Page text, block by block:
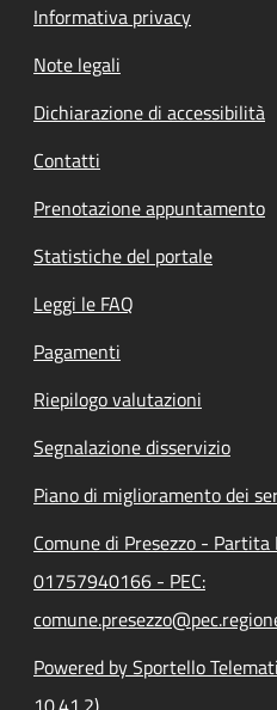
Informativa privacy
Note legali
Dichiarazione di accessibilità
Contatti
Prenotazione appuntamento
Statistiche del portale
Leggi le FAQ
Pagamenti
Riepilogo valutazioni
Segnalazione disservizio
Piano di miglioramento dei
Comune di Presezzo -
01757940166 - PEC:
Powered by Sportello